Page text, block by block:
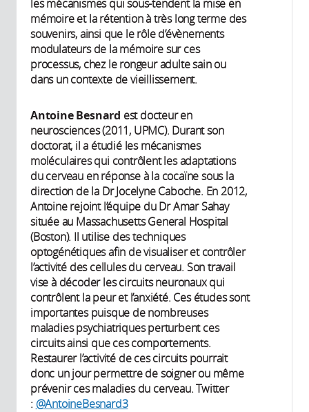
les mécanismes qui sous-tendent la mise en
mémoire et la rétention à très long terme des
souvenirs, ainsi que le rôle d’évènements
modulateurs de la mémoire sur ces
processus, chez le rongeur adulte sain ou
dans un contexte de vieillissement.
Antoine Besnard est docteur en
neurosciences (2011, UPMC). Durant son
doctorat, il a étudié les mécanismes
moléculaires qui contrôlent les adaptations
du cerveau en réponse à la cocaïne sous la
direction de la Dr Jocelyne Caboche. En 2012,
Antoine rejoint l’équipe du Dr Amar Sahay
située au Massachusetts General Hospital
(Boston). Il utilise des techniques
optogénétiques afin de visualiser et contrôler
l’activité des cellules du cerveau. Son travail
vise à décoder les circuits neuronaux qui
contrôlent la peur et l’anxiété. Ces études sont
importantes puisque de nombreuses
maladies psychiatriques perturbent ces
circuits ainsi que ces comportements.
Restaurer l’activité de ces circuits pourrait
donc un jour permettre de soigner ou même
prévenir ces maladies du cerveau. Twitter
: @AntoineBesnard3